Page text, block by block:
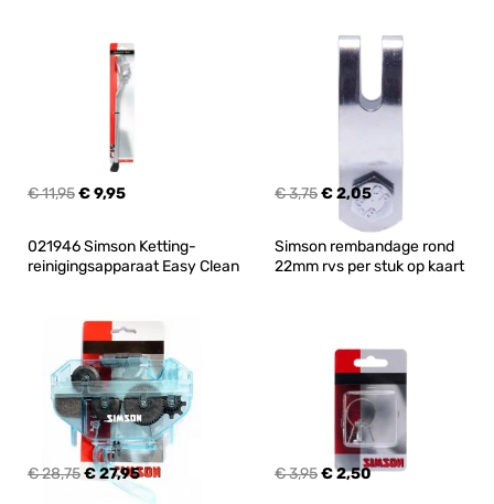
€ 11,95€ 9,95 € 3,75€ 2,05
021946 Simson Ketting-
reinigingsapparaat Easy Clean
€ 28,75€ 27,95
Simson rembandage rond
22mm rvs per stuk op kaart
€ 3,95€ 2,50